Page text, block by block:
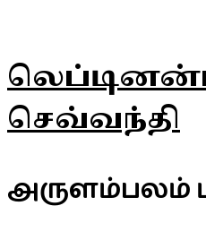
செவ்வந்தி
அருளம்பலம்